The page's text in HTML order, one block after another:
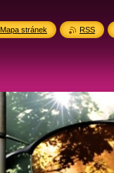
Mapa stránek RSS